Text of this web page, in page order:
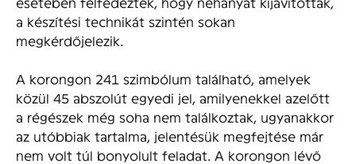
a készítési technikát szintén sokan
megkérdőjelezik.
A korongon 241 szimbólum található, amelyek
közül 45 abszolút egyedi jel, amilyenekkel azelőtt
a régészek még soha nem találkoztak, ugyanakkor
az utóbbiak tartalma, jelentésük megfejtése már
nem volt túl bonyolult feladat. A korongon lévő